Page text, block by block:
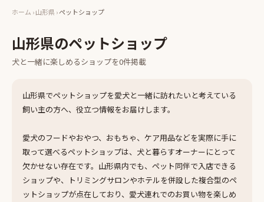
ホーム ›山形県›ペットショップ
山形県のペットショップ
犬と一緒に楽しめるショップを0件掲載
山形県でペットショップを愛犬と一緒に訪れたいと考えている
飼い主の方へ、役立つ情報をお届けします。
愛犬のフードやおやつ、おもちゃ、ケア用品などを実際に手に
取って選べるペットショップは、犬と暮らすオーナーにとって
欠かせない存在です。山形県内でも、ペット同伴で入店できる
ショップや、トリミングサロンやホテルを併設した複合型のペ
ットショップが点在しており、愛犬連れでのお買い物を楽しめ